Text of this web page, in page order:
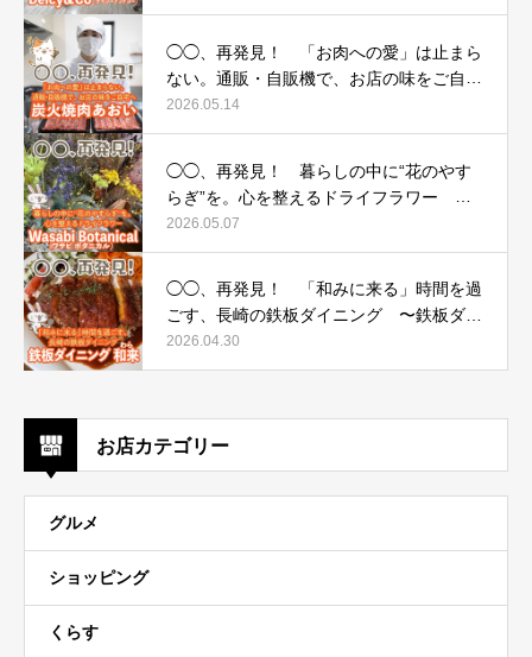
ー）〜
◯◯、再発見！ 「お肉への愛」は止まら
ない。通販・自販機で、お店の味をご自宅
へ 〜炭火焼肉あおい〜
2026.05.14
◯◯、再発見！ 暮らしの中に“花のやす
らぎ”を。心を整えるドライフラワー 〜
Wasabi Botanical（ワサビ ボタニカル）〜
2026.05.07
◯◯、再発見！ 「和みに来る」時間を過
ごす、長崎の鉄板ダイニング 〜鉄板ダイ
ニング 和来（わら）〜
2026.04.30
お店カテゴリー
グルメ
ショッピング
くらす